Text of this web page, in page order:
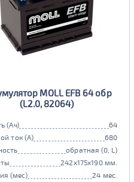
MOLL EFB 64 обр
(L2.0, 82064)
(Ач)
64
ток (А)
680
обратная (0, L)
242x175x190 мм.
(мес)
24 мес.